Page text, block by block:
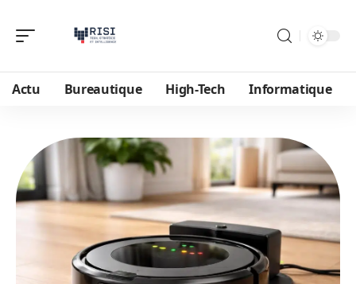
Actu Bureautique High-Tech Informatique